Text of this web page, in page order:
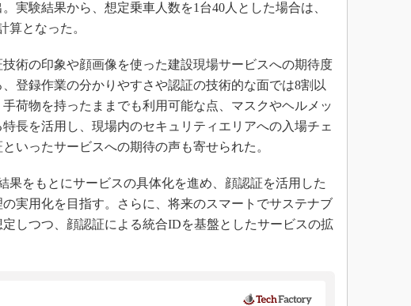
実験結果から、想定乗車人数を1台40人とした場合は、
算となった。
術の印象や顔画像を使った建設現場サービスへの期待度
登録作業の分かりやすさや認証の技術的な面では8割以
手荷物を持ったままでも利用可能な点、マスクやヘルメッ
長を活用し、現場内のセキュリティエリアへの入場チェ
いったサービスへの期待の声も寄せられた。
をもとにサービスの具体化を進め、顔認証を活用した
実用化を目指す。さらに、将来のスマートでサステナブ
しつつ、顔認証による統合IDを基盤としたサービスの拡